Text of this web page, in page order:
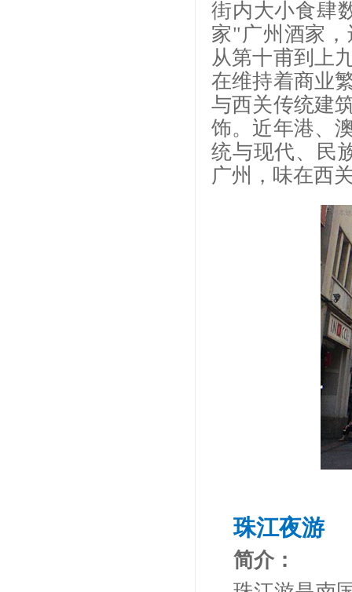
街内大小食肆
家"广州酒家
从第十甫到上
在维持着商业
与西关传统建
饰。近年港、
统与现代、民
广州，味在西
珠江夜游
简介：